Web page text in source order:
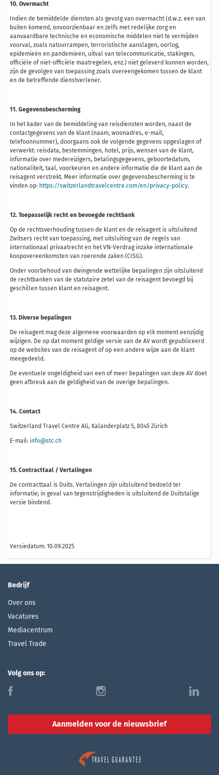
10. Overmacht
Indien de bemiddelde diensten als gevolg van overmacht (d.w.z. een van
buiten komend, onvoorzienbaar en zelfs met redelijke zorg en
aanvaardbare technische en economische middelen niet te vermijden
voorval, zoals natuurrampen, terroristische aanslagen, oorlog,
epidemieën en pandemieën, uitval van telecommunicatie, stakingen,
officiële of niet-officiële maatregelen, enz.) niet geleverd kunnen worden,
zijn de gevolgen van toepassing zoals overeengekomen tussen de klant
en de betreffende dienstverlener.
11. Gegevensbescherming
In het kader van de bemiddeling van reisdiensten worden, naast de
contactgegevens van de klant (naam, woonadres, e-mail,
telefoonnummer), doorgaans ook de volgende gegevens opgeslagen of
verwerkt: reisdata, bestemmingen, hotel, prijs, wensen van de klant,
informatie over medereizigers, betalingsgegevens, geboortedatum,
nationaliteit, taal, voorkeuren en andere informatie die de klant aan de
reisagent verstrekt. Meer informatie over gegevensbescherming is te
vinden op: https://switzerlandtravelcentre.com/en/privacy-policy.
12. Toepasselijk recht en bevoegde rechtbank
Op de rechtsverhouding tussen de klant en de reisagent is uitsluitend
Zwitsers recht van toepassing, met uitsluiting van de regels van
internationaal privaatrecht en het VN-Verdrag inzake internationale
koopovereenkomsten van roerende zaken (CISG).
Onder voorbehoud van dwingende wettelijke bepalingen zijn uitsluitend
de rechtbanken van de statutaire zetel van de reisagent bevoegd bij
geschillen tussen klant en reisagent.
13. Diverse bepalingen
De reisagent mag deze algemene voorwaarden op elk moment eenzijdig
wijzigen. De op dat moment geldige versie van de AV wordt gepubliceerd
op de websites van de reisagent of op een andere wijze aan de klant
meegedeeld.
De eventuele ongeldigheid van een of meer bepalingen van deze AV doet
geen afbreuk aan de geldigheid van de overige bepalingen.
14. Contact
Switzerland Travel Centre AG, Kalanderplatz 5, 8045 Zürich
E-mail: info@stc.ch
15. Contracttaal / Vertalingen
De contracttaal is Duits. Vertalingen zijn uitsluitend bedoeld ter
informatie; in geval van tegenstrijdigheden is uitsluitend de Duitstalige
versie bindend.
Versiedatum: 10.09.2025
Bedrijf
Over ons
Vacatures
Mediacentrum
Travel Trade
Volg ons op:
f i l
Aanmelden voor de nieuwsbrief